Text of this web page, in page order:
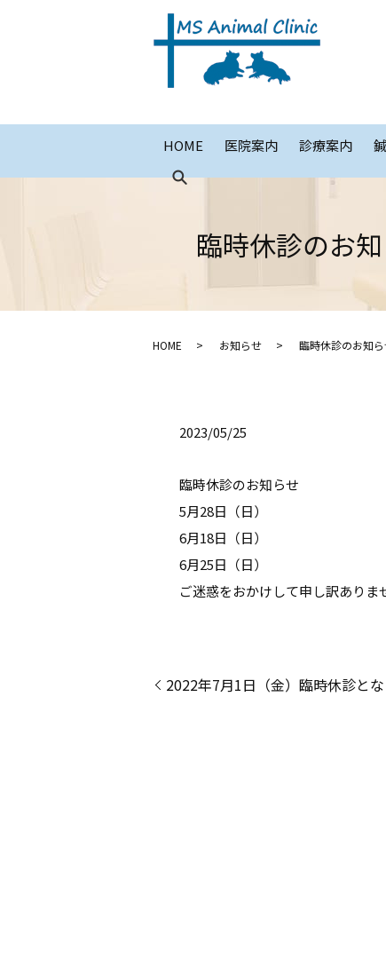
HOME 医院案内 診療案内
臨時休診のお
HOME お知らせ 臨時休診のお知
2023/05/25
臨時休診のお知らせ
5月28日（日）
6月18日（日）
6月25日（日）
ご迷惑をおかけして申し訳ありま
2022年7月1日（金）臨時休診とな